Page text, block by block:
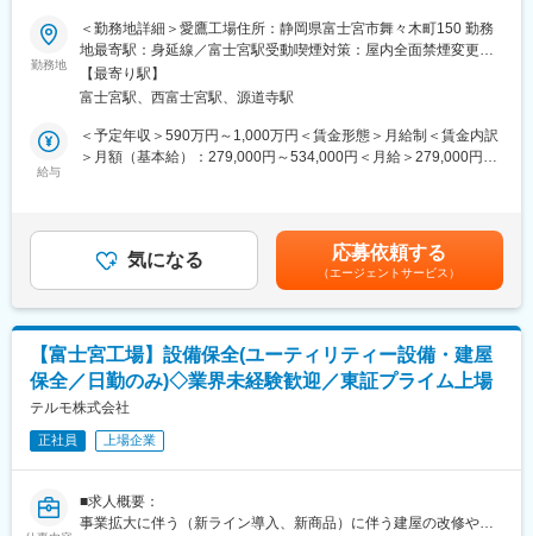
・価値向上：商品化後、市場からの要望に基づく改良開発や設計
変更、増産、品質改善、コストダウン、原材料統廃合に対する設
計変更活動など、テルモの屋台骨を支えるカテーテルビジネスを
発展、継続していくための業務
＜プロセス設計担当＞
・ユーザーニーズ探索から得られた製品コンセプトを具現化する
・量産機設計のための要求事項をまとめる
・量産機が適切に稼働することを確認し、均質な品質を確保する
■本ポジションの魅力：
開発案件ごとにチームを組んでおり、営業、マーケ、生産技術、
品質保証、ロジスティックス、そして設計開発など、多様な部門
のメンバーが一体となって業務を進めていますので、幅広い方と
仕事を通じた業務スキルを向上させることができます。
上比率7割超】
■求人概要：
テルモでは、一般家庭用の体温計や血圧計から、病院用の体温
計、血圧計、輸液ポンプなど、医療用電気機器（ME機器）に関す
る幅広い製品ラインナップを持っています。本ポジションでは、
商品の改善、コストダウン、原材料統廃合などを担当するエンジ
既存カテーテル製品の維持管理・改良、品種追加、品質改善、コ
ストダウン、原材料統廃合、規格法規制対応など、安定した製品
供給と品質維持を目的とした設計・開発業務を担当します。具体
複数人で分担して実行していただきます。
＜業務例＞
・品種追加・品質改善に関する設計・評価
・原材料統廃合に伴う設計変更
・サプライヤー変更対応
・コストダウン施策の検討・実施
・規格、法規制への適合性維持（薬事対応含む）
・プロトコル作成
・試作流動（既存製品の改良試作）
勤務地
＜勤務地詳細＞愛鷹工場住所：静岡県富士宮市舞々木町150 勤務
地最寄駅：身延線／富士宮駅受動喫煙対策：屋内全面禁煙変更の
範囲：会社の定める事業所
【最寄り駅】
富士宮駅、西富士宮駅、源道寺駅
給与
＜予定年収＞590万円～1,000万円＜賃金形態＞月給制＜賃金内訳
＞月額（基本給）：279,000円～534,000円＜月給＞279,000円～
金はあくまでも目安の金額であり、選考を通じて上下する可能性
があります。月給(月額)は固定手当を含めた表記です。
気になる 応募依頼する
（エージェントサービス）
【富士宮工場】設備保全(ユーティリティー設備・建屋
保全／日勤のみ)◇業界未経験歓迎／東証プライム上場
テルモ株式会社
正社員 上場企業
■求人概要：
事業拡大に伴う（新ライン導入、新商品）に伴う建屋の改修やユ